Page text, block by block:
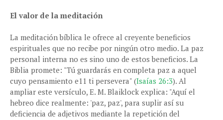
El valor de la meditación
La meditación bíblica le ofrece al creyente beneficios
espirituales que no recibe por ningún otro medio. La paz
personal interna no es sino uno de estos beneficios. La
Biblia promete: "Tú guardarás en completa paz a aquel
cuyo pensamiento e11 ti persevera" (Isaías 26:3). Al
ampliar este versículo, E. M. Blaiklock explica: "Aquí el
hebreo dice realmente: 'paz, paz', para suplir así su
deficiencia de adjetivos mediante la repetición del